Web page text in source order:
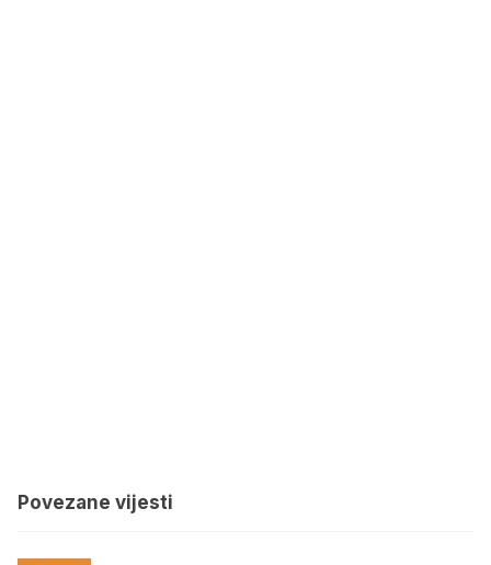
Povezane vijesti